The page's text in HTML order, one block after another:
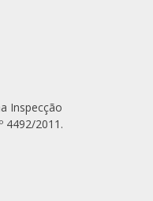
Inspecção
4492/2011.